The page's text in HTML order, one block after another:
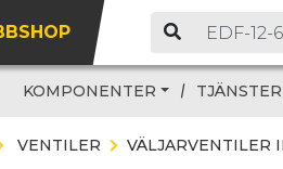
KOMPONENTER TJÄNSTER
VENTILER VÄLJARVENTILER